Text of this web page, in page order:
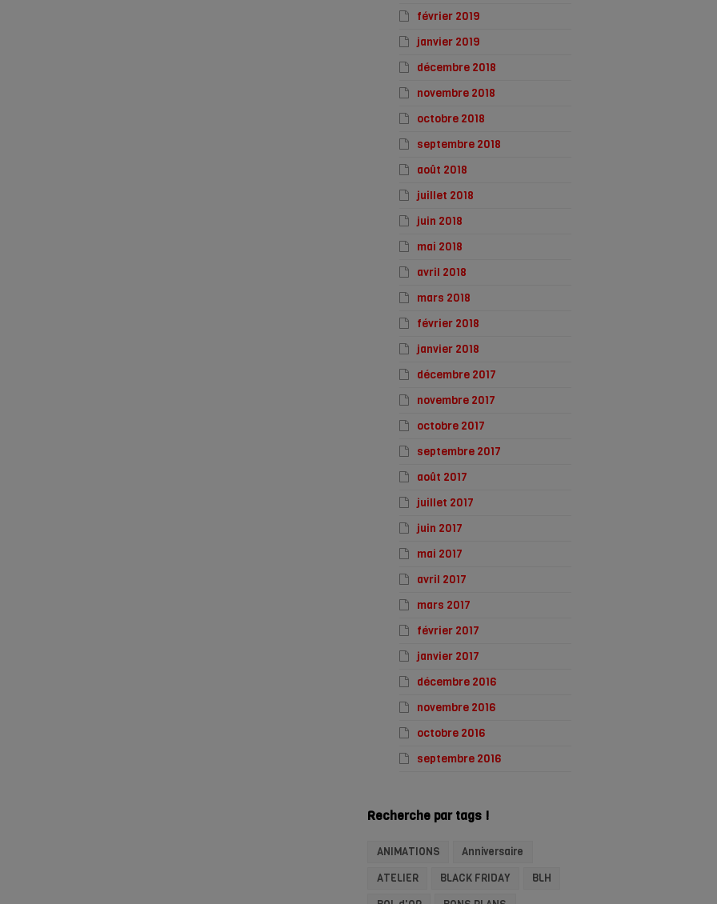
février 2019
janvier 2019
décembre 2018
novembre 2018
octobre 2018
septembre 2018
août 2018
juillet 2018
juin 2018
mai 2018
avril 2018
mars 2018
février 2018
janvier 2018
décembre 2017
novembre 2017
octobre 2017
septembre 2017
août 2017
juillet 2017
juin 2017
mai 2017
avril 2017
mars 2017
février 2017
janvier 2017
décembre 2016
novembre 2016
octobre 2016
septembre 2016
Recherche par tags !
ANIMATIONS
Anniversaire
ATELIER
BLACK FRIDAY
BLH